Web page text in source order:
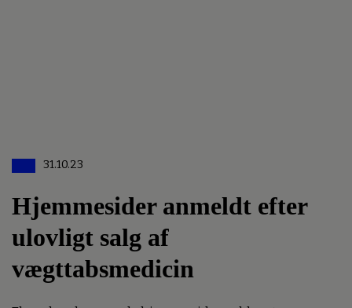
31.10.23
Hjemmesider anmeldt efter
ulovligt salg af
vægttabsmedicin